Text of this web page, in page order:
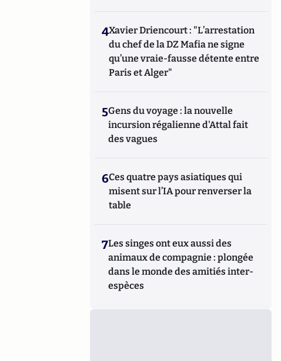
4Xavier Driencourt : "L’arrestation
du chef de la DZ Mafia ne signe
qu’une vraie-fausse détente entre
Paris et Alger"
5Gens du voyage : la nouvelle
incursion régalienne d'Attal fait
des vagues
6Ces quatre pays asiatiques qui
misent sur l’IA pour renverser la
table
7Les singes ont eux aussi des
animaux de compagnie : plongée
dans le monde des amitiés inter-
espèces